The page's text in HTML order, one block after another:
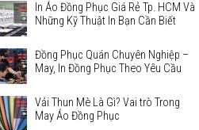
In Áo Đồng Phục Giá Rẻ Tp. HCM Và
Những Kỹ Thuật In Bạn Cần Biết
Đồng Phục Quán Chuyên Nghiệp –
May, In Đồng Phục Theo Yêu Cầu
Vải Thun Mè Là Gì? Vai trò Trong
May Áo Đồng Phục